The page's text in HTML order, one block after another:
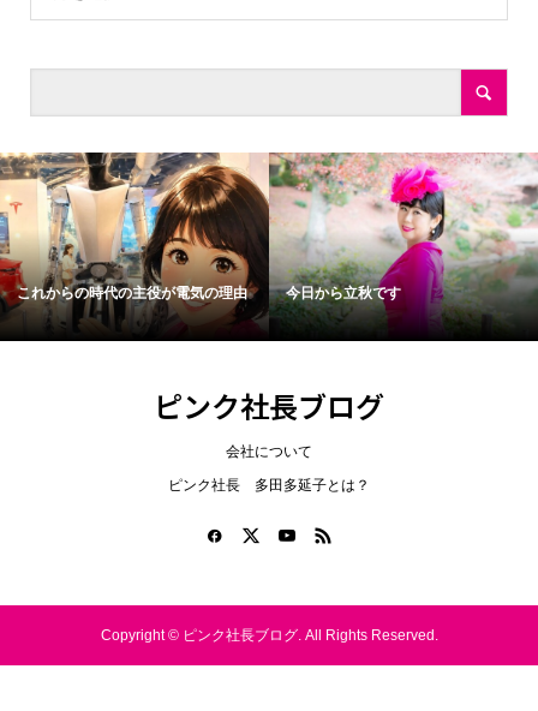
これからの時代の主役が電気の理由 今日から立秋です
ピンク社長ブログ
会社について
ピンク社長 多田多延子とは？
Copyright ©ピンク社長ブログ. All Rights Reserved.